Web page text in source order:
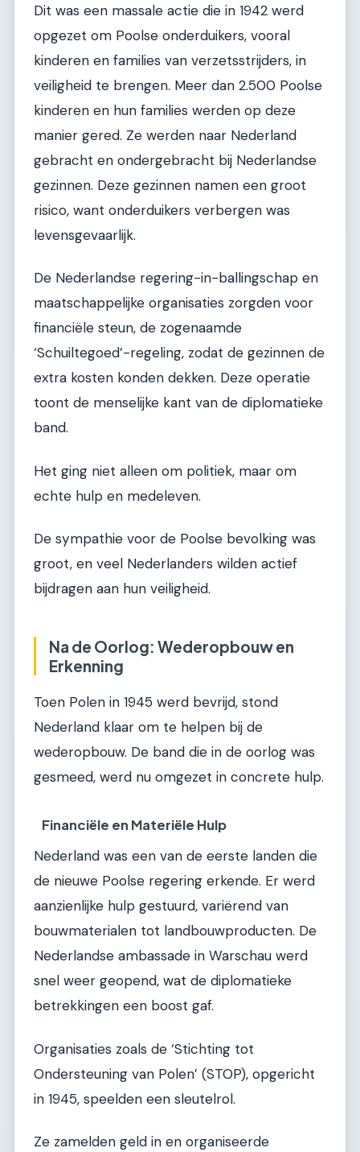
Dit was een massale actie die in 1942 werd
opgezet om Poolse onderduikers, vooral
kinderen en families van verzetsstrijders, in
veiligheid te brengen. Meer dan 2.500 Poolse
kinderen en hun families werden op deze
manier gered. Ze werden naar Nederland
gebracht en ondergebracht bij Nederlandse
gezinnen. Deze gezinnen namen een groot
risico, want onderduikers verbergen was
levensgevaarlijk.
De Nederlandse regering-in-ballingschap en
maatschappelijke organisaties zorgden voor
financiële steun, de zogenaamde
‘Schuiltegoed’-regeling, zodat de gezinnen de
extra kosten konden dekken. Deze operatie
toont de menselijke kant van de diplomatieke
band.
Het ging niet alleen om politiek, maar om
echte hulp en medeleven.
De sympathie voor de Poolse bevolking was
groot, en veel Nederlanders wilden actief
bijdragen aan hun veiligheid.
Na de Oorlog: Wederopbouw en
Erkenning
Toen Polen in 1945 werd bevrijd, stond
Nederland klaar om te helpen bij de
wederopbouw. De band die in de oorlog was
gesmeed, werd nu omgezet in concrete hulp.
Financiële en Materiële Hulp
Nederland was een van de eerste landen die
de nieuwe Poolse regering erkende. Er werd
aanzienlijke hulp gestuurd, variërend van
bouwmaterialen tot landbouwproducten. De
Nederlandse ambassade in Warschau werd
snel weer geopend, wat de diplomatieke
betrekkingen een boost gaf.
Organisaties zoals de ‘Stichting tot
Ondersteuning van Polen’ (STOP), opgericht
in 1945, speelden een sleutelrol.
Ze zamelden geld in en organiseerde